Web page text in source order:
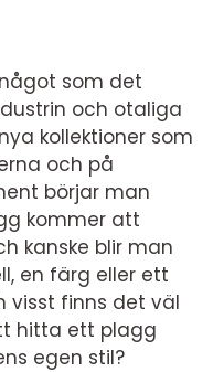
som det
och otaliga
kollektioner som
och på
börjar man
kommer att
kanske blir man
en färg eller ett
visst finns det väl
hitta ett plagg
egen stil?